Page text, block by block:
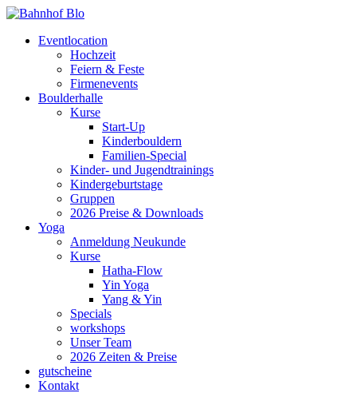
Eventlocation
Hochzeit
Feiern & Feste
Firmenevents
Boulderhalle
Kurse
Start-Up
Kinderbouldern
Familien-Special
Kinder- und Jugendtrainings
Kindergeburtstage
Gruppen
2026 Preise & Downloads
Yoga
Anmeldung Neukunde
Kurse
Hatha-Flow
Yin Yoga
Yang & Yin
Specials
workshops
Unser Team
2026 Zeiten & Preise
gutscheine
Kontakt